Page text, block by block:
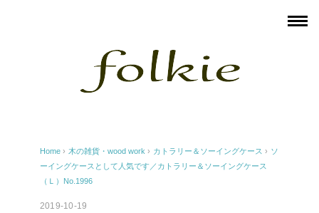
Home › 木の雑貨・wood work › カトラリー＆ソーイングケース › ソ
ーイングケースとして人気です／カトラリー＆ソーイングケース
（Ｌ）No.1996
2019-10-19